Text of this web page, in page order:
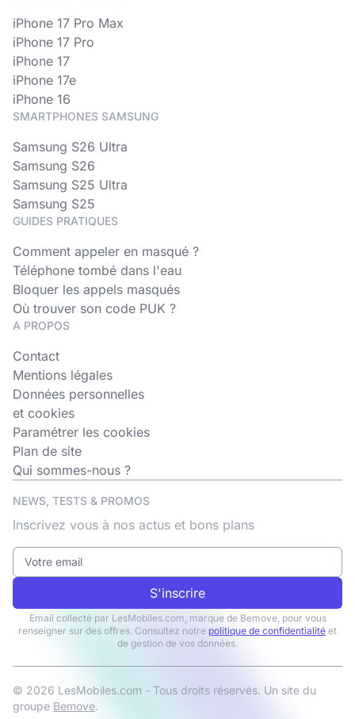
iPhone 17 Pro Max
iPhone 17 Pro
iPhone 17
iPhone 17e
iPhone 16
SMARTPHONES SAMSUNG
Samsung S26 Ultra
Samsung S26
Samsung S25 Ultra
Samsung S25
GUIDES PRATIQUES
Comment appeler en masqué ?
Téléphone tombé dans l'eau
Bloquer les appels masqués
Où trouver son code PUK ?
A PROPOS
Contact
Mentions légales
Données personnelles
et cookies
Paramétrer les cookies
Plan de site
Qui sommes-nous ?
NEWS, TESTS & PROMOS
Inscrivez vous à nos actus et bons plans
S'inscrire
Email collecté par LesMobiles.com, marque de Bemove, pour vous
renseigner sur des offres. Consultez notre politique de confidentialité et
de gestion de vos données.
© 2026 LesMobiles.com - Tous droits réservés. Un site du
groupe Bemove.